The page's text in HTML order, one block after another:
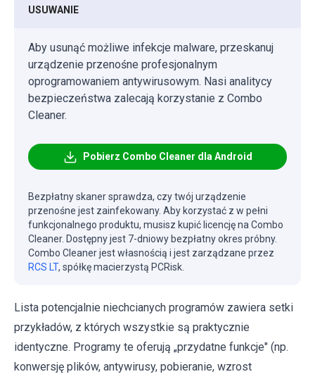
USUWANIE
Aby usunąć możliwe infekcje malware, przeskanuj
urządzenie przenośne profesjonalnym
oprogramowaniem antywirusowym. Nasi analitycy
bezpieczeństwa zalecają korzystanie z Combo
Cleaner.
Pobierz Combo Cleaner dla Android
Bezpłatny skaner sprawdza, czy twój urządzenie
przenośne jest zainfekowany. Aby korzystać z w pełni
funkcjonalnego produktu, musisz kupić licencję na Combo
Cleaner. Dostępny jest 7-dniowy bezpłatny okres próbny.
Combo Cleaner jest własnością i jest zarządzane przez
RCS LT, spółkę macierzystą PCRisk.
Lista potencjalnie niechcianych programów zawiera setki
przykładów, z których wszystkie są praktycznie
identyczne. Programy te oferują „przydatne funkcje" (np.
konwersję plików, antywirusy, pobieranie, wzrost